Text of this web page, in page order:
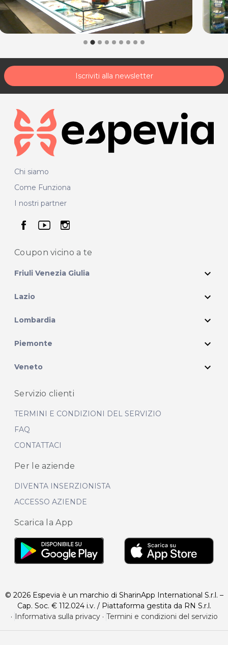
Iscriviti alla newsletter
Chi siamo
Come Funziona
I nostri partner
seguici su facebook
seguici su youtube
seguici su instagram
Coupon vicino a te
Friuli Venezia Giulia expand_more
Lazio expand_more
Lombardia expand_more
Piemonte expand_more
Veneto expand_more
Servizio clienti
TERMINI E CONDIZIONI DEL SERVIZIO
FAQ
CONTATTACI
Per le aziende
DIVENTA INSERZIONISTA
ACCESSO AZIENDE
Scarica la App
© 2026 Espevia è un marchio di SharinApp International S.r.l. –
Cap. Soc. € 112.024 i.v. / Piattaforma gestita da RN S.r.l.
· Informativa sulla privacy· Termini e condizioni del servizio